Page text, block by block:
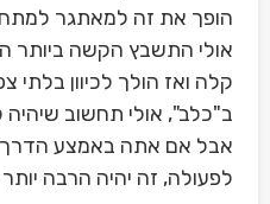
הופך את זה למאתגר
אולי התשבץ הקשה ביותר
קלה ואז הולך לכיוון בלתי
ב"כלב", אולי תחשוב
אבל אם אתה באמצע
לפעולה, זה יהיה הרבה